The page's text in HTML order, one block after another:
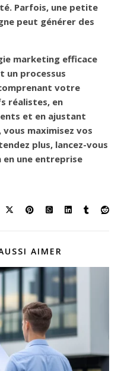
Parfois, une petite
peut générer des
marketing efficace
un processus
votre
réalistes, en
et en ajustant
maximisez vos
plus, lancez-vous
une entreprise
AIMER